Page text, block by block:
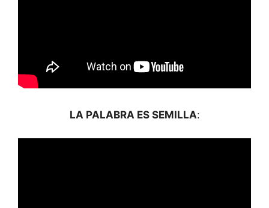
LA PALABRA ES SEMILLA: